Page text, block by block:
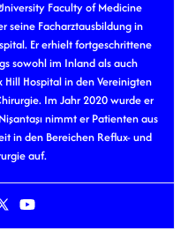
Faculty of Medicine
seine Facharztausbildung in
Er erhielt fortgeschrittene
sowohl im Inland als auch
Hospital in den Vereinigten
Im Jahr 2020 wurde er
nimmt er Patienten aus
in den Bereichen Reflux- und
auf.